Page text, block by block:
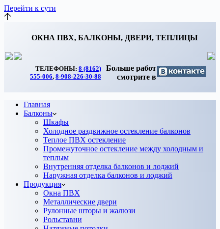
Перейти к сути
ОКНА ПВХ, БАЛКОНЫ, ДВЕРИ, ТЕПЛИЦЫ
ТЕЛЕФОНЫ: 8 (8162)
555-006, 8-908-226-30-88
Больше работ
смотрите в
Главная
Балконы
Шкафы
Холодное раздвижное остекление балконов
Теплое ПВХ остекление
Промежуточное остекление между холодным и
теплым
Внутренняя отделка балконов и лоджий
Наружная отделка балконов и лоджий
Продукция
Окна ПВХ
Металлические двери
Рулонные шторы и жалюзи
Рольставни